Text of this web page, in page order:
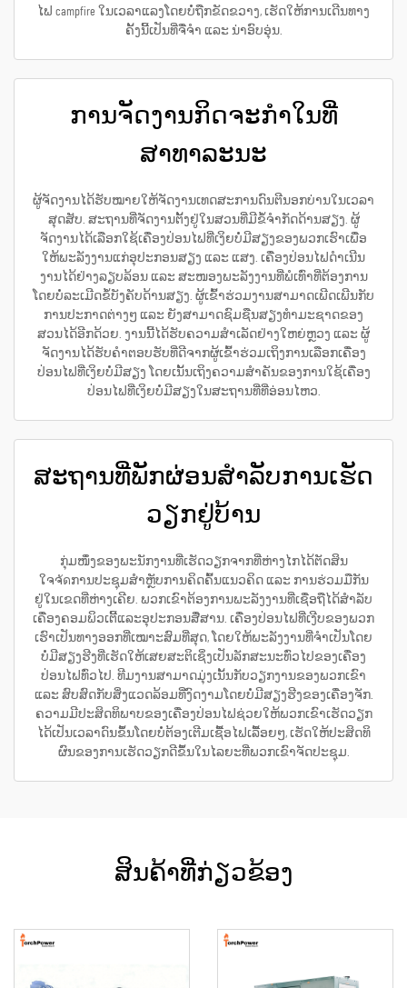
ໄຟ campfire ໃນເວລາແລງໂດຍບໍ່ຖືກຂັດຂວາງ, ເຮັດໃຫ້ການເດີນທາງ
ຄັ້ງນີ້ເປັນທີ່ຈື່ຈຳ ແລະ ນ່າອົບອຸ່ນ.
ການຈັດງານກິດຈະກຳໃນທີ່
ສາທາລະນະ
ຜູ້ຈັດງານໄດ້ຮັບໝາຍໃຫ້ຈັດງານເທດສະການດົນຕີນອກບ່ານໃນເວລາ
ສຸດສັບ. ສະຖານທີ່ຈັດງານຕັ້ງຢູ່ໃນສວນທີ່ມີຂໍ້ຈຳກັດດ້ານສຽງ. ຜູ້
ຈັດງານໄດ້ເລືອກໃຊ້ເຄື່ອງປ່ອນໄຟທີ່ເງິຍບໍ່ມີສຽງຂອງພວກເຮົາເພື່ອ
ໃຫ້ພະລັງງານແກ່ອຸປະກອນສຽງ ແລະ ແສງ. ເຄື່ອງປ່ອນໄຟດຳເນີນ
ງານໄດ້ຢ່າງລຽບລ້ອນ ແລະ ສະໜອງພະລັງງານທີ່ພໍເທົ່າທີ່ຕ້ອງການ
ໂດຍບໍ່ລະເມີດຂໍ້ບັງຄັບດ້ານສຽງ. ຜູ້ເຂົ້າຮ່ວມງານສາມາດເພີດເພີນກັບ
ການປະກາດຕ່າງໆ ແລະ ຍັງສາມາດຊົມຊືນສຽງທຳມະຊາດຂອງ
ສວນໄດ້ອີກດ້ວຍ. ງານນີ້ໄດ້ຮັບຄວາມສຳເລັດຢ່າງໃຫຍ່ຫຼວງ ແລະ ຜູ້
ຈັດງານໄດ້ຮັບຄຳຕອບຮັບທີ່ດີຈາກຜູ້ເຂົ້າຮ່ວມເຖິງການເລືອກເຄື່ອງ
ປ່ອນໄຟທີ່ເງິຍບໍ່ມີສຽງ ໂດຍເນັ້ນເຖິງຄວາມສຳຄັນຂອງການໃຊ້ເຄື່ອງ
ປ່ອນໄຟທີ່ເງິຍບໍ່ມີສຽງໃນສະຖານທີ່ທີ່ອ່ອນໄຫວ.
ສະຖານທີ່ພັກຜ່ອນສຳລັບການເຮັດ
ວຽກຢູ່ບ້ານ
ກຸ່ມໜຶ່ງຂອງພະນັກງານທີ່ເຮັດວຽກຈາກທີ່ຫ່າງໄກໄດ້ຕັດສິນ
ໃຈຈัดການປະຊຸມສຳຫຼັບການຄິດຄົ້ນແນວຄິດ ແລະ ການຮ່ວມມືກັນ
ຢູ່ໃນເຂດທີ່ຫ່າງເຄີຍ. ພວກເຂົາຕ້ອງການພະລັງງານທີ່ເຊື່ອຖືໄດ້ສຳລັບ
ເຄື່ອງຄອມພິວເຕີ້ແລະອຸປະກອນສື່ສານ. ເຄື່ອງປ່ອນໄຟທີ່ເງີບຂອງພວກ
ເຮົາເປັນທາງອອກທີ່ເໝາະສົມທີ່ສຸດ, ໂດຍໃຫ້ພະລັງງານທີ່ຈຳເປັນໂດຍ
ບໍ່ມີສຽງຮີງທີ່ເຮັດໃຫ້ເສຍສະຕິເຊິ່ງເປັນລັກສະນະທົ່ວໄປຂອງເຄື່ອງ
ປ່ອນໄຟທົ່ວໄປ. ທີມງານສາມາດມຸ່ງເນັ້ນກັບວຽກງານຂອງພວກເຂົາ
ແລະ ສົບສົດກັບສິ່ງແວດລ້ອມທີ່ງົດງາມໂດຍບໍ່ມີສຽງຮີງຂອງເຄື່ອງຈັກ.
ຄວາມມີປະສິດທິພາບຂອງເຄື່ອງປ່ອນໄຟຊ່ວຍໃຫ້ພວກເຂົາເຮັດວຽກ
ໄດ້ເປັນເວລາດົນຂຶ້ນໂດຍບໍ່ຕ້ອງເຕີມເຊື້ອໄຟເລື້ອຍໆ, ເຮັດໃຫ້ປະສິດທິ
ຜົນຂອງການເຮັດວຽກດີຂຶ້ນໃນໄລຍະທີ່ພວກເຂົາຈັດປະຊຸມ.
ສິນຄ້າທີ່ກ່ຽວຂ້ອງ